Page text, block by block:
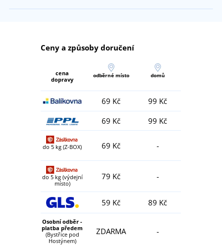
Ceny a způsoby doručení
cena
dopravy
odběrné místo domů
69 Kč
99 Kč
69 Kč
99 Kč
do 5 kg (Z-BOX) 69 Kč -
do 5 kg (výdejní
místo)
79 Kč -
59 Kč 89 Kč
Osobní odběr -
platba předem
(Bystřice pod
Hostýnem)
ZDARMA -